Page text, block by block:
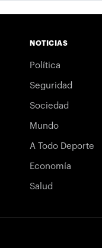
NOTICIAS
Política
Seguridad
Sociedad
Mundo
A Todo Deporte
Economía
Salud